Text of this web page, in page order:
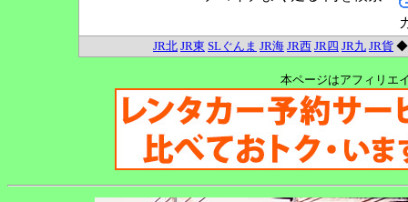
JR北 JR東 SLぐんま JR海 JR西 JR四 JR九 JR貨
本ページはアフィリエ